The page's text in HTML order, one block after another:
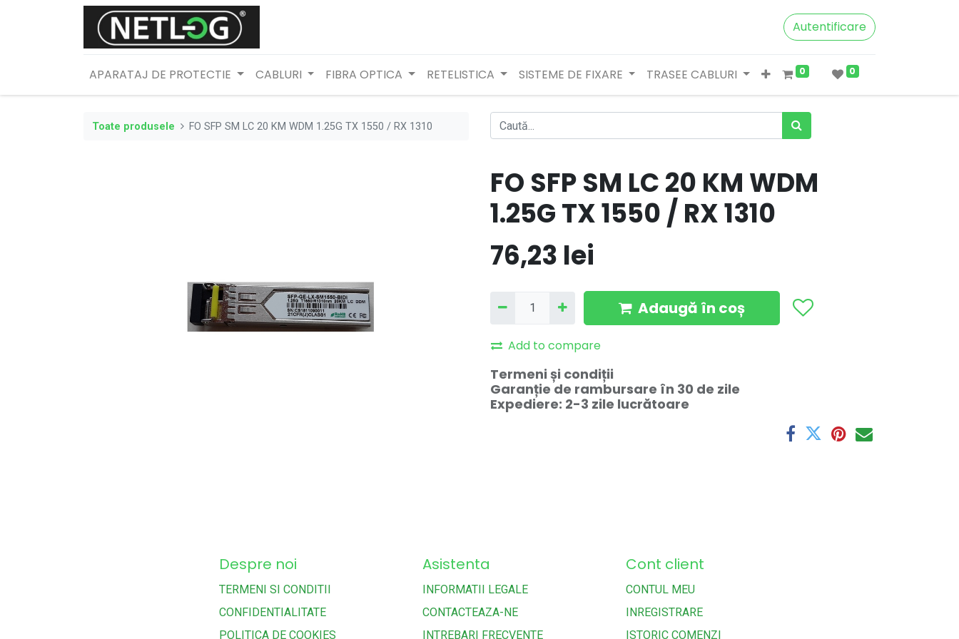
Autentificare
APARATAJ DE PROTECTIE CABLURI FIBRA OPTICA RETELISTICA SISTEME DE FIXARE TRASEE CABLURI 0 0
Toate produsele FO SFP SM LC 20 KM WDM 1.25G TX 1550 / RX 1310
FO SFP SM LC 20 KM WDM
1.25G TX 1550 / RX 1310
76,23 lei
Adaugă în coș
Add to compare
Termeni și condiții
Garanție de rambursare în 30 de zile
Expediere: 2-3 zile lucrătoare
Despre noi
TERMENI SI CONDITII
CONFIDENTIALITATE
POLITICA DE COOKIES
Asistenta
INFORMATII LEGALE
CONTACTEAZA-NE
INTREBARI FRECVENTE
Cont client
CONTUL MEU
INREGISTRARE
ISTORIC COMENZI